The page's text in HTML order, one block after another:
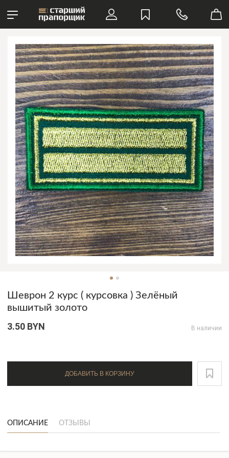
Шеврон 2 курс ( курсовка ) Зелёный
вышитый золото
3.50 BYN В наличии
ДОБАВИТЬ В КОРЗИНУ
ОПИСАНИЕ ОТЗЫВЫ